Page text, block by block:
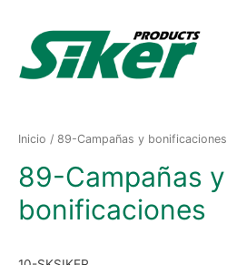
Inicio / 89-Campañas y bonificaciones
89-Campañas y
bonificaciones